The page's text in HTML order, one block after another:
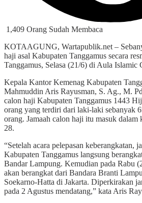
1,409 Orang Sudah Membaca
KOTAAGUNG, Wartapublik.net –
haji asal Kabupaten Tanggamus secara
Tanggamus, Selasa (21/6) di Aula Islamic
Kepala Kantor Kemenag Kabupaten
Mahmuddin Aris Rayusman, S. Ag., M.
calon haji Kabupaten Tanggamus 1443
orang yang terdiri dari laki-laki sebanyak
orang. Jamaah calon haji itu masuk
28.
“Setelah acara pelepasan keberangkatan,
Kabupaten Tanggamus langsung
Bandar Lampung. Kemudian pada Rabu
akan berangkat dari Bandara Branti
Soekarno-Hatta di Jakarta. Diperkirakan
pada 2 Agustus mendatang,” kata Aris